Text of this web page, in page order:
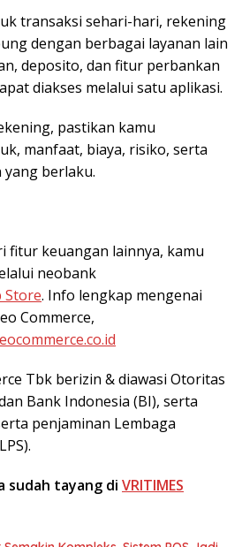
transaksi sehari-hari, rekening
dengan berbagai layanan lain
deposito, dan fitur perbankan
diakses melalui satu aplikasi.
pastikan kamu
manfaat, biaya, risiko, serta
berlaku.
fitur keuangan lainnya, kamu
neobank
Store. Info lengkap mengenai
Commerce,
Tbk berizin & diawasi Otoritas
Bank Indonesia (BI), serta
penjaminan Lembaga
sudah tayang di VRITIMES